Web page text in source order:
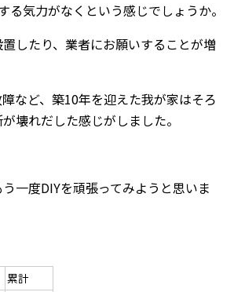
る気力がなくという感じでしょうか。
したり、業者にお願いすることが増
など、築10年を迎えた我が家はそろ
壊れだした感じがしました。
一度DIYを頑張ってみようと思いま
累計